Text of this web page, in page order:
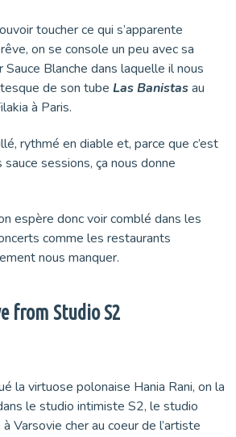
toucher ce qui s’apparente
on se console un peu avec sa
Blanche dans laquelle il nous
de son tube Las Banistasau
à Paris.
rythmé en diable et, parce que c’est
sessions, ça nous donne
espère donc voir comblé dans les
comme les restaurants
nous manquer.
from Studio S2
la virtuose polonaise Hania Rani, on la
le studio intimiste S2, le studio
Varsovie cher au coeur de l’artiste